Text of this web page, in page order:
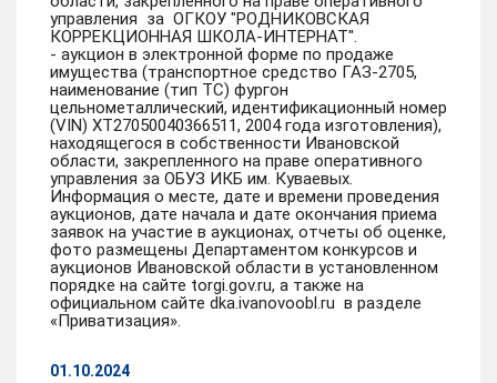
управления за ОГКОУ "РОДНИКОВСКАЯ
КОРРЕКЦИОННАЯ ШКОЛА-ИНТЕРНАТ".
- аукцион в электронной форме по продаже
имущества (транспортное средство ГАЗ-2705,
наименование (тип ТС) фургон
цельнометаллический, идентификационный номер
(VIN) ХT27050040366511, 2004 года изготовления),
находящегося в собственности Ивановской
области, закрепленного на праве оперативного
управления за ОБУЗ ИКБ им. Куваевых.
Информация о месте, дате и времени проведения
аукционов, дате начала и дате окончания приема
заявок на участие в аукционах, отчеты об оценке,
фото размещены Департаментом конкурсов и
аукционов Ивановской области в установленном
порядке на сайте torgi.gov.ru, а также на
официальном сайте dka.ivanovoobl.ru в разделе
«Приватизация».
01.10.2024